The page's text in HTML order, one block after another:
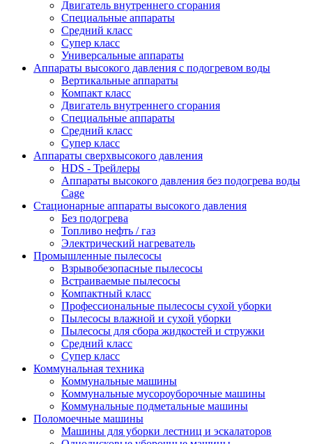
Двигатель внутреннего сгорания
Специальные аппараты
Средний класс
Супер класс
Универсальные аппараты
Аппараты высокого давления с подогревом воды
Вертикальные аппараты
Компакт класс
Двигатель внутреннего сгорания
Специальные аппараты
Средний класс
Супер класс
Аппараты сверхвысокого давления
HDS - Трейлеры
Аппараты высокого давления без подогрева воды
Cage
Стационарные аппараты высокого давления
Без подогрева
Топливо нефть / газ
Электрический нагреватель
Промышленные пылесосы
Взрывобезопасные пылесосы
Встраиваемые пылесосы
Компактный класс
Профессиональные пылесосы сухой уборки
Пылесосы влажной и сухой уборки
Пылесосы для сбора жидкостей и стружки
Средний класс
Супер класс
Коммунальная техника
Коммунальные машины
Коммунальные мусороуборочные машины
Коммунальные подметальные машины
Поломоечные машины
Машины для уборки лестниц и эскалаторов